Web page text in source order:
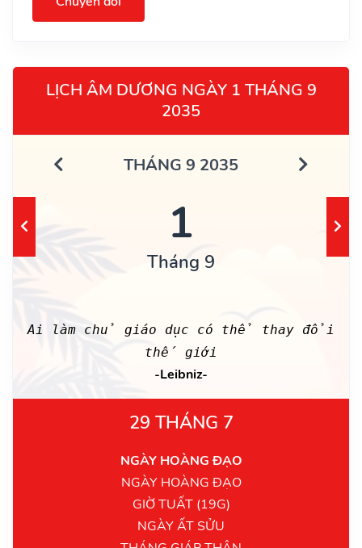
LỊCH ÂM DƯƠNG NGÀY 1 THÁNG 9
2035
THÁNG 9 2035
1
Tháng 9
Ai làm chủ giáo dục có thể thay đổi
thế giới
-Leibniz-
29 THÁNG 7
NGÀY HOÀNG ĐẠO
NGÀY HOÀNG ĐẠO
GIỜ TUẤT (19G)
NGÀY ẤT SỬU